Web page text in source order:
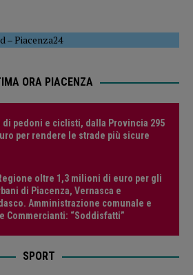
–Piacenza24
ORA PIACENZA
di pedoni e ciclisti, dalla Provincia 295
per rendere le strade più sicure
oltre 1,3 milioni di euro per gli
di Piacenza, Vernasca e
Amministrazione comunale e
Commercianti: “Soddisfatti”
SPORT